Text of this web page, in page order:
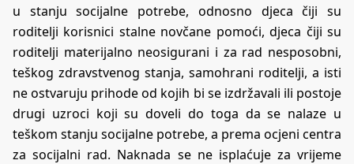
u stanju socijalne potrebe, odnosno djeca čiji su
roditelji korisnici stalne novčane pomoći, djeca čiji su
roditelji materijalno neosigurani i za rad nesposobni,
teškog zdravstvenog stanja, samohrani roditelji, a isti
ne ostvaruju prihode od kojih bi se izdržavali ili postoje
drugi uzroci koji su doveli do toga da se nalaze u
teškom stanju socijalne potrebe, a prema ocjeni centra
za socijalni rad. Naknada se ne isplaćuje za vrijeme